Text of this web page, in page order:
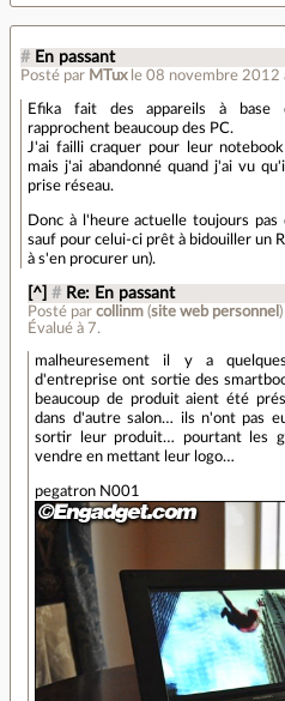
# En passant
Posté par MTux le 08 novembre 2012
Efika fait des appareils à base
rapprochent beaucoup des PC.
J'ai failli craquer pour leur
mais j'ai abandonné quand j'ai vu
prise réseau.
Donc à l'heure actuelle toujours
sauf pour celui-ci prêt à bidouiller un
à s'en procurer un).
[^] # Re: En passant
Posté parcollinm (site web personnel )
Évalué à7.
malheuresement il y a
d'entreprise ont sortie des
beaucoup de produit aient été
dans d'autre salon… ils n'ont pas
sortir leur produit… pourtant les
vendre en mettant leur logo…
pegatron N001